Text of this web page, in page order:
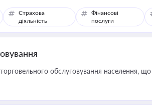
Страхова
діяльність
Фінансові
послуги
обслуговування населення,